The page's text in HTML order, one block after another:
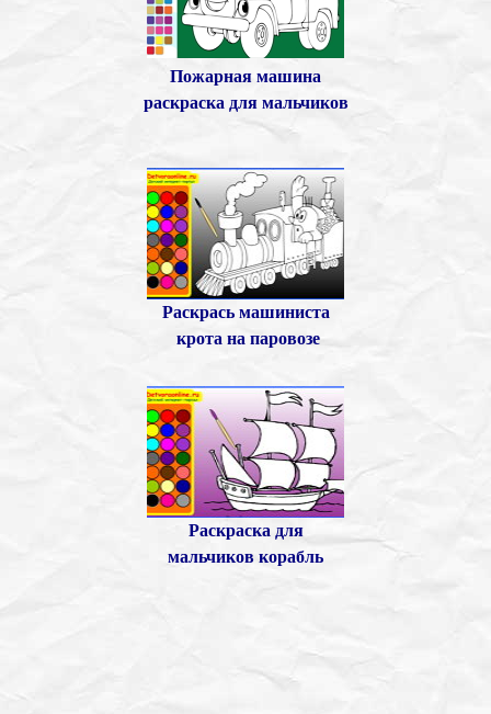
Пожарная машина
раскраска для мальчиков
Раскрась машиниста
крота на паровозе
Раскраска для
мальчиков корабль